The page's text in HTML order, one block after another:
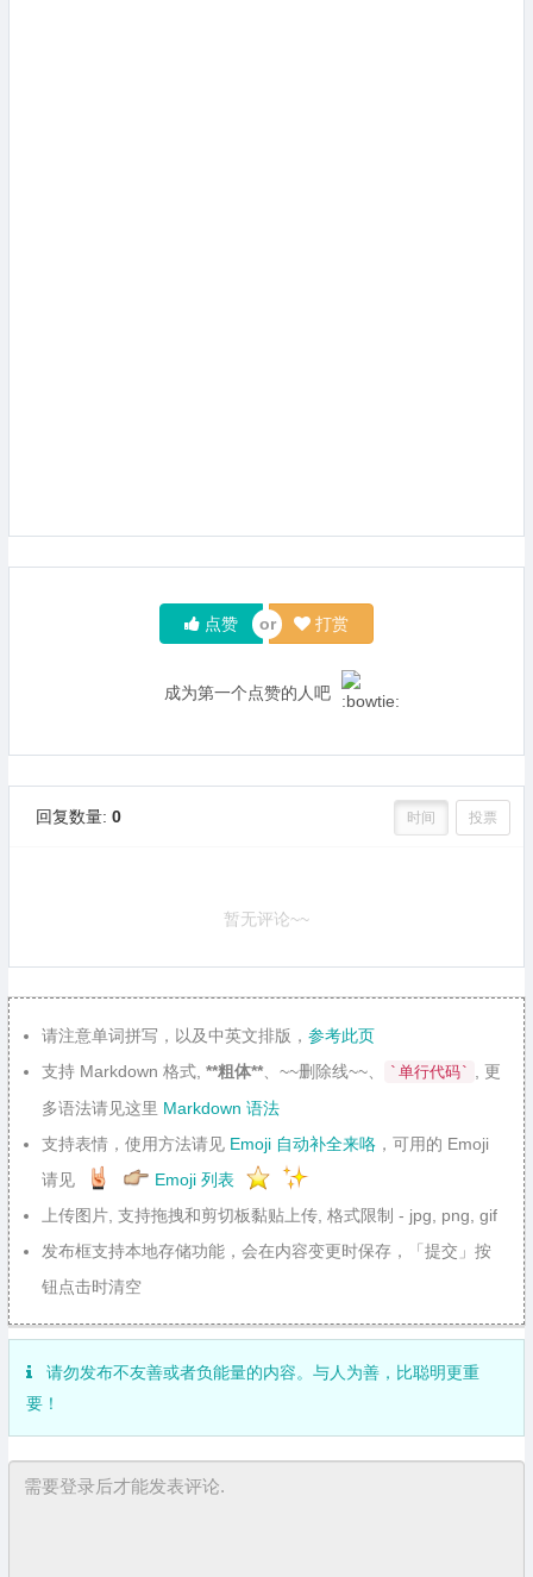
点赞 打赏
成为第一个点赞的人吧
回复数量: 0 时间 投票
暂无评论~~
请注意单词拼写，以及中英文排版， 参考此页
支持 Markdown 格式, **粗体** 、~~删除线~~、 `单行代码`
, 更
多语法请见这里 Markdown 语法
支持表情，使用方法请见 Emoji 自动补全来咯 ，可用的 Emoji
请见
Emoji 列表
上传图片, 支持拖拽和剪切板黏贴上传, 格式限制 - jpg, png, gif
发布框支持本地存储功能，会在内容变更时保存，「提交」按
钮点击时清空
请勿发布不友善或者负能量的内容。与人为善，比聪明更重
要！